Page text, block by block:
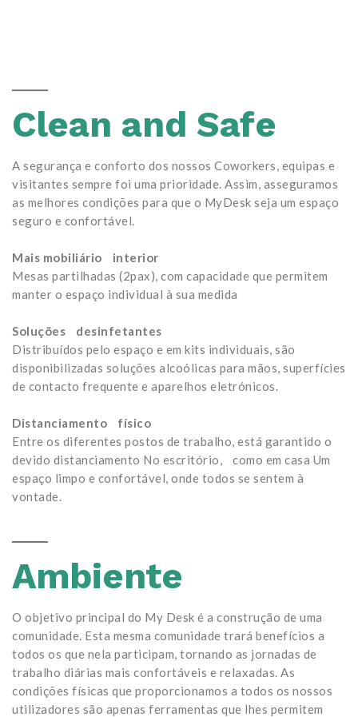
Clean and Safe
A segurança e conforto dos nossos Coworkers, equipas e
visitantes sempre foi uma prioridade. Assim, asseguramos
as melhores condições para que o MyDesk seja um espaço
seguro e confortável.
Mais mobiliário interior
Mesas partilhadas (2pax), com capacidade que permitem
manter o espaço individual à sua medida
Soluções desinfetantes
Distribuídos pelo espaço e em kits individuais, são
disponibilizadas soluções alcoólicas para mãos, superfícies
de contacto frequente e aparelhos eletrónicos.
Distanciamento físico
Entre os diferentes postos de trabalho, está garantido o
devido distanciamento No escritório, como em casa Um
espaço limpo e confortável, onde todos se sentem à
vontade.
Ambiente
O objetivo principal do My Desk é a construção de uma
comunidade. Esta mesma comunidade trará benefícios a
todos os que nela participam, tornando as jornadas de
trabalho diárias mais confortáveis e relaxadas. As
condições físicas que proporcionamos a todos os nossos
utilizadores são apenas ferramentas que lhes permitem